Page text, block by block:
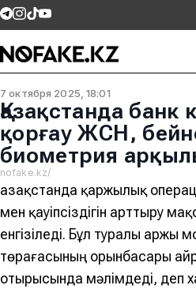
7 октября 2025, 18:01
Қазақстанда банк
қорғау ЖСН,
биометрия
nofake.kz/
Қазақстанда қаржылық
мен қауіпсіздігін арттыру
енгізіледі. Бұл туралы Қаржы
төрағасының орынбасары
отырысында мәлімдеді, деп